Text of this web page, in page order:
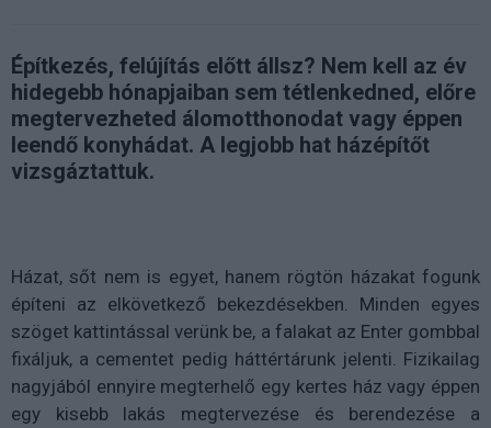
Építkezés, felújítás előtt állsz? Nem kell az év
hidegebb hónapjaiban sem tétlenkedned, előre
megtervezheted álomotthonodat vagy éppen
leendő konyhádat. A legjobb hat házépítőt
vizsgáztattuk.
Házat, sőt nem is egyet, hanem rögtön házakat fogunk
építeni az elkövetkező bekezdésekben. Minden egyes
szöget kattintással verünk be, a falakat az Enter gombbal
fixáljuk, a cementet pedig háttértárunk jelenti. Fizikailag
nagyjából ennyire megterhelő egy kertes ház vagy éppen
egy kisebb lakás megtervezése és berendezése a